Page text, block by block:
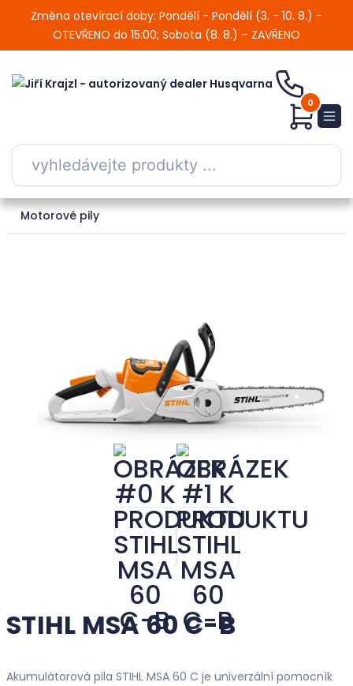
Změna otevírací doby: Pondělí - Pondělí (3. - 10. 8.) -
OTEVŘENO do 15:00; Sobota (8. 8.) – ZAVŘENO
0
Motorové pily
STIHL MSA 60 C-B
Akumulátorová pila STIHL MSA 60 C je univerzální pomocník